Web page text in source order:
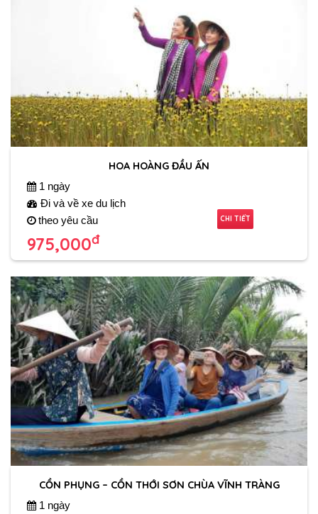
HOA HOÀNG ĐẦU ẤN
1 ngày
Đi và về xe du lịch
theo yêu cầu
975,000đ
CHI TIẾT
CỒN PHỤNG – CỒN THỚI SƠN CHÙA VĨNH TRÀNG
1 ngày